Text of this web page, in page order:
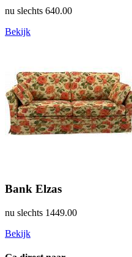
nu slechts 640.00
Bekijk
Bank Elzas
nu slechts 1449.00
Bekijk